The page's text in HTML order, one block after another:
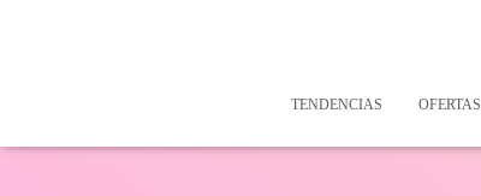
TENDENCIAS OFERTAS